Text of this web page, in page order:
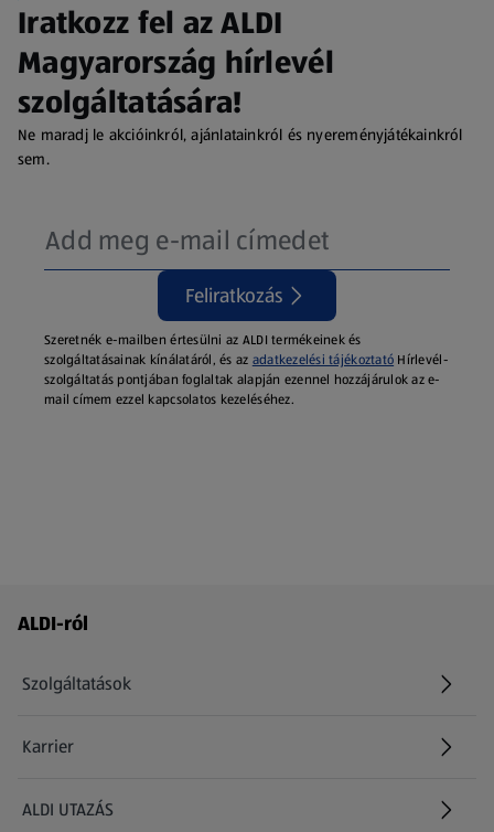
Iratkozz fel az ALDI
Magyarország hírlevél
szolgáltatására!
Ne maradj le akcióinkról, ajánlatainkról és nyereményjátékainkról
sem.
Feliratkozás
Szeretnék e-mailben értesülni az ALDI termékeinek és
szolgáltatásainak kínálatáról, és az adatkezelési tájékoztató Hírlevél-
szolgáltatás pontjában foglaltak alapján ezennel hozzájárulok az e-
mail címem ezzel kapcsolatos kezeléséhez.
Láblécmenü - további linkek
ALDI-ról
Szolgáltatások
Karrier
(új oldalon nyílik meg)
ALDI UTAZÁS
(új oldalon nyílik meg)